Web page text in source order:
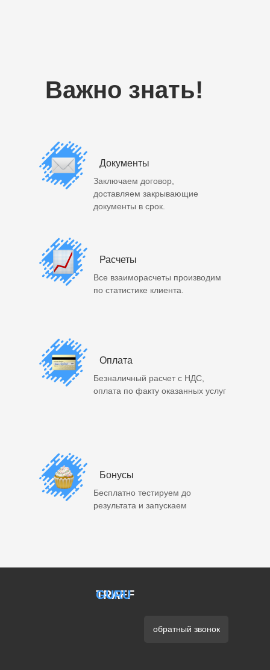
Важно знать!
Документы
Расчеты
Оплата
Заключаем договор,
доставляем закрывающие
документы в срок.
Все взаиморасчеты производим
по статистике клиента.
Безналичный расчет с НДС,
оплата по факту оказанных услуг
Бонусы
Бесплатно тестируем до
результата и запускаем
TRAFF
GURU
обратный звонок